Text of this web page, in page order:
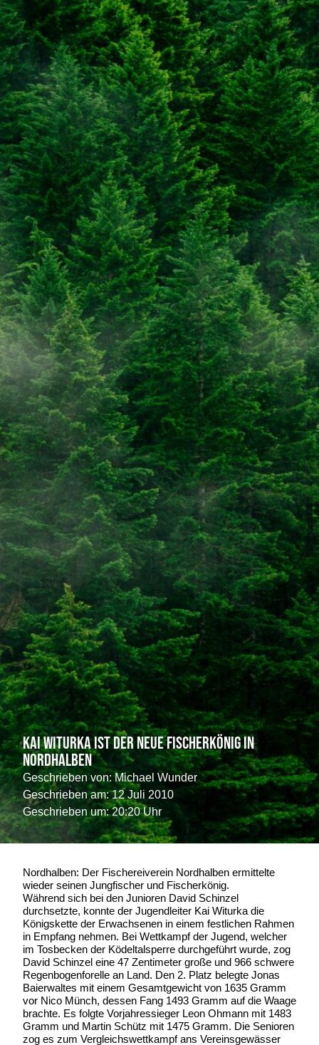
Kai Witurka ist der neue Fischerkönig in
Nordhalben
Geschrieben von: Michael Wunder
Geschrieben am: 12 Juli 2010
Geschrieben um: 20:20 Uhr
Nordhalben: Der Fischereiverein Nordhalben ermittelte
wieder seinen Jungfischer und Fischerkönig.
Während sich bei den Junioren David Schinzel
durchsetzte, konnte der Jugendleiter Kai Witurka die
Königskette der Erwachsenen in einem festlichen Rahmen
in Empfang nehmen. Bei Wettkampf der Jugend, welcher
im Tosbecken der Ködeltalsperre durchgeführt wurde, zog
David Schinzel eine 47 Zentimeter große und 966 schwere
Regenbogenforelle an Land. Den 2. Platz belegte Jonas
Baierwaltes mit einem Gesamtgewicht von 1635 Gramm
vor Nico Münch, dessen Fang 1493 Gramm auf die Waage
brachte. Es folgte Vorjahressieger Leon Ohmann mit 1483
Gramm und Martin Schütz mit 1475 Gramm. Die Senioren
zog es zum Vergleichswettkampf ans Vereinsgewässer